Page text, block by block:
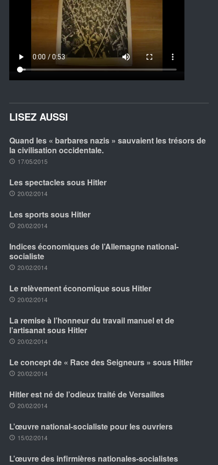
LISEZ AUSSI
Quand les « barbares nazis » sauvaient les trésors de
la civilisation occidentale.
17/05/2015
Les spectacles sous Hitler
20/02/2014
Les sports sous Hitler
20/02/2014
Indices économiques de l’Allemagne national-
socialiste
20/02/2014
Le relèvement économique sous Hitler
20/02/2014
La remise à l’honneur du travail manuel et de
l’artisanat sous Hitler
20/02/2014
Le concept de « Race des Seigneurs » sous Hitler
20/02/2014
Hitler est né de l’odieux traité de Versailles
20/02/2014
L’œuvre national-socialiste pour les ouvriers
15/02/2014
L’œuvre des infirmières nationales-socialistes